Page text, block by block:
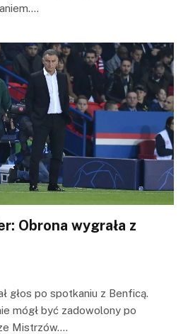
Obrona wygrała z
głos po spotkaniu z Benficą.
mógł być zadowolony po
Mistrzów.…